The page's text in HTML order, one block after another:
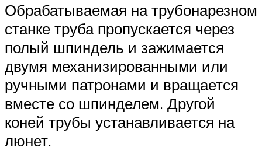
Обрабатываемая на трубонарезном
станке труба пропускается через
полый шпиндель и зажимается
двумя механизированными или
ручными патронами и вращается
вместе со шпинделем. Другой
коней трубы устанавливается на
люнет.